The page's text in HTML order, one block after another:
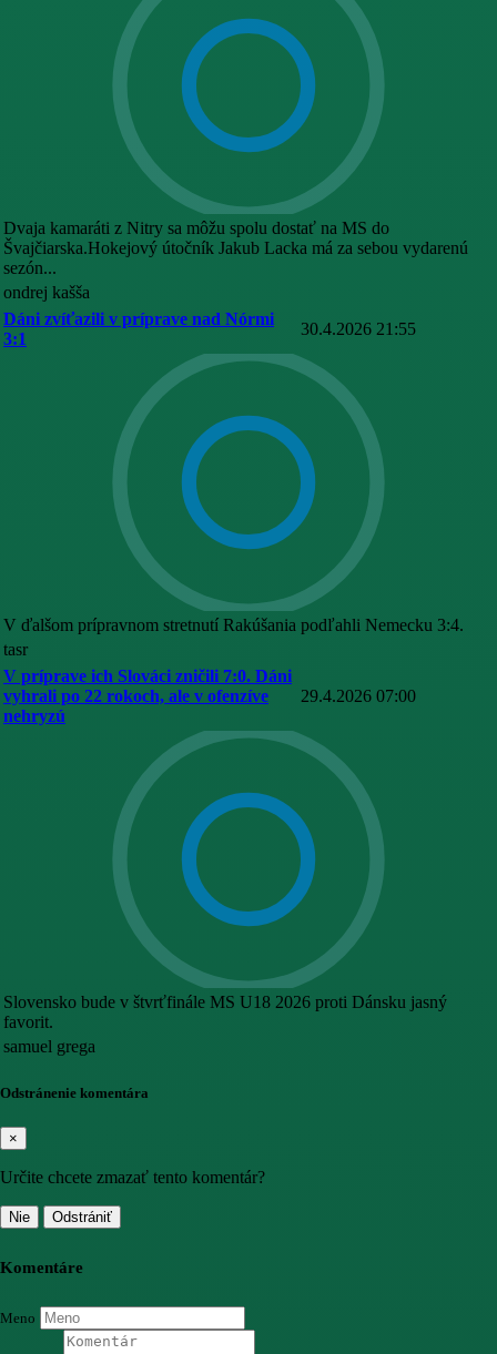
Dvaja kamaráti z Nitry sa môžu spolu dostať na MS do
Švajčiarska.Hokejový útočník Jakub Lacka má za sebou vydarenú
sezón...
ondrej kašša
Dáni zvíťazili v príprave nad Nórmi
3:1
30.4.2026 21:55
V ďalšom prípravnom stretnutí Rakúšania podľahli Nemecku 3:4.
tasr
V príprave ich Slováci zničili 7:0. Dáni
vyhrali po 22 rokoch, ale v ofenzíve
nehryzú
29.4.2026 07:00
Slovensko bude v štvrťfinále MS U18 2026 proti Dánsku jasný
favorit.
samuel grega
Odstránenie komentára
×
Určite chcete zmazať tento komentár?
Nie Odstrániť
Komentáre
Meno